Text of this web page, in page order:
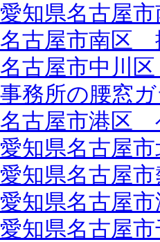
愛知県名古屋
名古屋市南区
名古屋市中川
事務所の腰窓
名古屋市港区
愛知県名古屋
愛知県名古屋
愛知県名古屋
愛知県名古屋